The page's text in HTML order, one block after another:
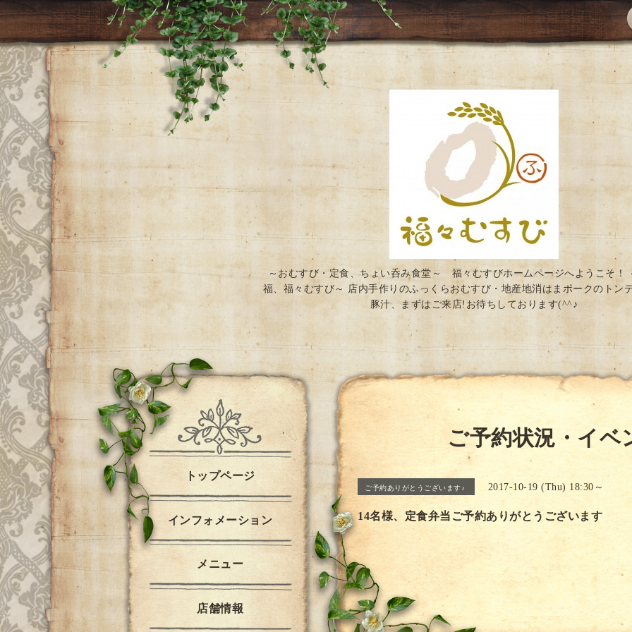
～おむすび・定食、ちょい呑み食堂～ 福々むすびホームページへようこそ！
福、福々むすび～ 店内手作りのふっくらおむすび・地産地消はまポークのトン
豚汁、まずはご来店!お待ちしております(^^♪
ご予約状況・イベ
ご予約ありがとうございます♪ 2017-10-19 (Thu) 18:30～
14名様、定食弁当ご予約ありがとうございます
トップページ
インフォメーション
メニュー
店舗情報